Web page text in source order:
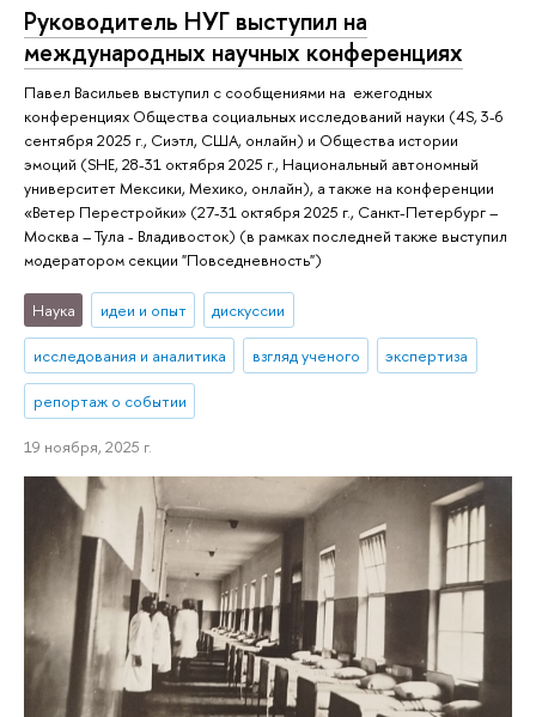
Руководитель НУГ выступил на
международных научных конференциях
Павел Васильев выступил с сообщениями на ежегодных
конференциях Общества социальных исследований науки (4S, 3-6
сентября 2025 г., Сиэтл, США, онлайн) и Общества истории
эмоций (SHE, 28-31 октября 2025 г., Национальный автономный
университет Мексики, Мехико, онлайн), а также на конференции
«Ветер Перестройки» (27-31 октября 2025 г., Санкт-Петербург –
Москва – Тула - Владивосток) (в рамках последней также выступил
модератором секции "Повседневность")
Наука идеи и опыт дискуссии
исследования и аналитика взгляд ученого экспертиза
репортаж о событии
19 ноября, 2025 г.